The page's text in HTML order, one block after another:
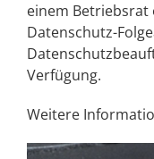
einem
Datenschutz-
Verfügung.
Weitere